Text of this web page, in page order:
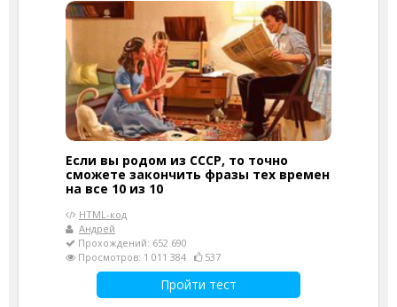
Если вы родом из СССР, то точно
сможете закончить фразы тех времен
на все 10 из 10
HTML-код
Андрей
Прохождений: 652 690
Просмотров: 1 011 384
537
Пройти тест